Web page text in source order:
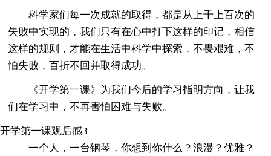
科学家们每一次成就的取得，都是从上千上百次的
失败中实现的，我们只有在心中打下这样的印记，相信
这样的规则，才能在生活中科学中探索，不畏艰难，不
怕失败，百折不回并取得成功。
《开学第一课》为我们今后的学习指明方向，让我
们在学习中，不再害怕困难与失败。
开学第一课观后感3
一个人，一台钢琴，你想到你什么？浪漫？优雅？